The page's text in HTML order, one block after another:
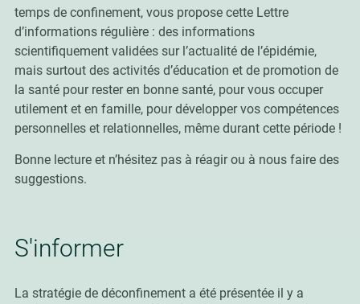
temps de confinement, vous propose cette Lettre
d’informations régulière : des informations
scientifiquement validées sur l’actualité de l’épidémie,
mais surtout des activités d’éducation et de promotion de
la santé pour rester en bonne santé, pour vous occuper
utilement et en famille, pour développer vos compétences
personnelles et relationnelles, même durant cette période !
Bonne lecture et n’hésitez pas à réagir ou à nous faire des
suggestions.
S'informer
La stratégie de déconfinement a été présentée il y a